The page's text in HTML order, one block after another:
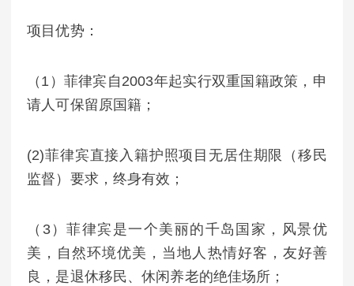
项目优势：
（1）菲律宾自2003年起实行双重国籍政策，申
请人可保留原国籍；
(2)菲律宾直接入籍护照项目无居住期限（移民
监督）要求，终身有效；
（3）菲律宾是一个美丽的千岛国家，风景优
美，自然环境优美，当地人热情好客，友好善
良，是退休移民、休闲养老的绝佳场所；